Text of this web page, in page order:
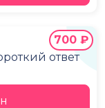
ответ
700 ₽